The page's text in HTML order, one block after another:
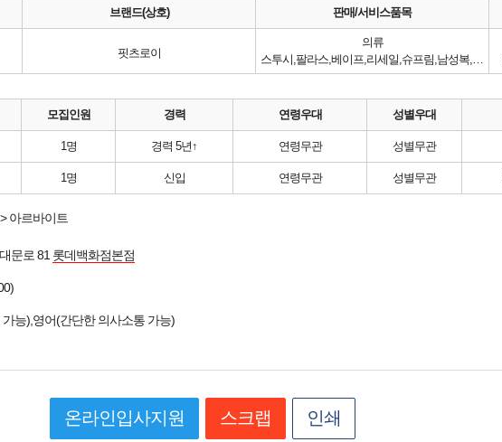
브랜드(상호) 판매/서비스품목
핏츠로이
의류
스투시,팔라스,베이프,리세일,슈프림,남성복,캐쥬얼,스트릿,편집샵
모집인원 경력 연령우대 성별우대
1명 경력 5년↑ 연령무관 성별무관
1명 신입 연령무관 성별무관
아르바이트
문로 81 롯데백화점본점
능),영어(간단한 의사소통 가능)
온라인입사지원 스크랩 인쇄